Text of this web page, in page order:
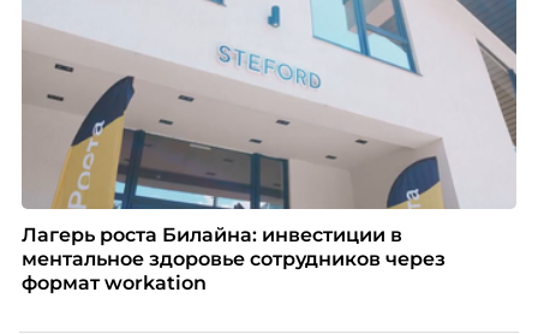
Лагерь роста Билайна: инвестиции в
ментальное здоровье сотрудников через
формат workation